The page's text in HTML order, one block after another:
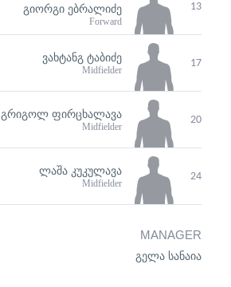
13
ᲒᲘᲝᲠᲒᲘ ᲔᲑᲠᲐᲚᲘᲫᲔ
Forward
17
ᲕᲐᲮᲢᲐᲜᲒ ᲢᲐᲑᲘᲫᲔ
Midfielder
20
ᲒᲠᲘᲒᲝᲚ ᲤᲘᲠᲪᲮᲐᲚᲐᲕᲐ
Midfielder
24
ᲚᲐᲨᲐ ᲙᲣᲙᲣᲚᲐᲕᲐ
Midfielder
MANAGER
გელა სანაია